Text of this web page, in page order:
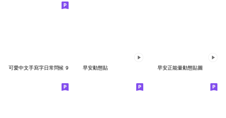
可愛中文手寫字日常問候 9 早安動態貼 早安正能量動態貼圖